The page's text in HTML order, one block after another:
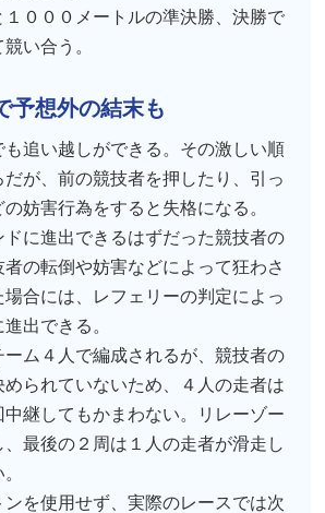
１０００メートルの準決勝、決勝で
い合う。
予想外の結末も
も追い越しができる。その激しい順
が、前の競技者を押したり、引っ
妨害行為をすると失格になる。
に進出できるはずだった競技者の
の転倒や妨害などによって狂わさ
合には、レフェリーの判定によっ
出できる。
ーム４人で編成されるが、競技者の
られていないため、４人の走者は
継してもかまわない。リレーゾー
、最後の２周は１人の走者が滑走し
。
を使用せず、実際のレースでは次